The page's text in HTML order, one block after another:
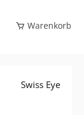
Warenkorb
Swiss Eye